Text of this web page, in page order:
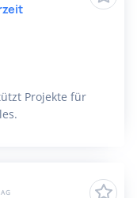
Projekte für